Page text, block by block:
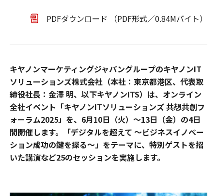
PDFダウンロード （PDF形式／0.84Mバイト）
キヤノンマーケティングジャパングループのキヤノンIT
ソリューションズ株式会社（本社：東京都港区、代表取
締役社長：金澤 明、以下キヤノンITS）は、オンライン
全社イベント「キヤノンITソリューションズ 共想共創フ
ォーラム2025」を、6月10日（火）～13日（金）の4日
間開催します。「デジタルを超えて ～ビジネスイノベー
ション成功の鍵を探る～」をテーマに、特別ゲストを招
いた講演など25のセッションを実施します。